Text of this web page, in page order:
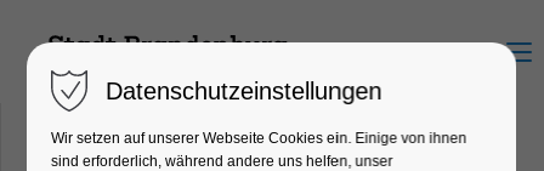
Menu
Datenschutzeinstellungen
Wir setzen auf unserer Webseite Cookies ein. Einige von ihnen
sind erforderlich, während andere uns helfen, unser